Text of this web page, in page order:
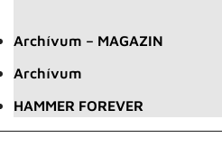
Archívum – MAGAZIN
Archívum
HAMMER FOREVER